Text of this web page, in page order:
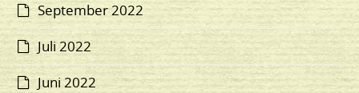
September 2022
Juli 2022
Juni 2022